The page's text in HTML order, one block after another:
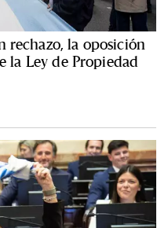
rechazo, la oposición
la Ley de Propiedad